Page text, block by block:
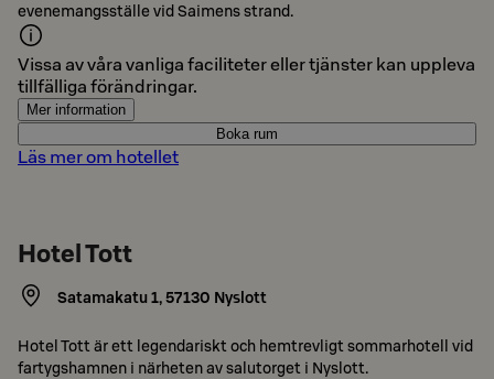
evenemangsställe vid Saimens strand.
Vissa av våra vanliga faciliteter eller tjänster kan uppleva
tillfälliga förändringar.
Mer information
Boka rum
Läs mer om hotellet
Hotel Tott
Satamakatu 1,57130 Nyslott
Hotel Tott är ett legendariskt och hemtrevligt sommarhotell vid
fartygshamnen i närheten av salutorget i Nyslott.